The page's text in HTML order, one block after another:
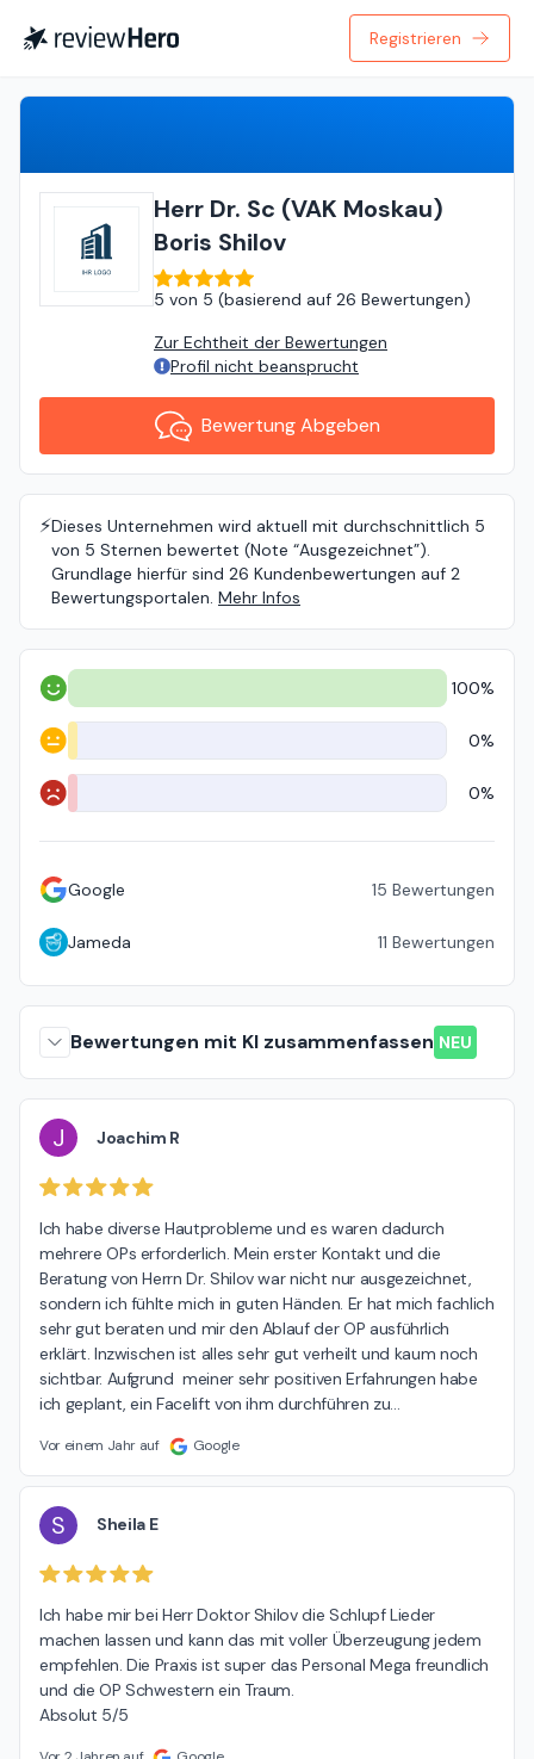
Registrieren
Herr Dr. Sc (VAK Moskau)
Boris Shilov
5 von 5 (basierend auf 26 Bewertungen)
Zur Echtheit der Bewertungen
Profil nicht beansprucht
Bewertung Abgeben
⚡️Dieses Unternehmen wird aktuell mit durchschnittlich 5
von 5 Sternen bewertet (Note “Ausgezeichnet”).
Grundlage hierfür sind 26 Kundenbewertungen auf 2
Bewertungsportalen. Mehr Infos
Positiv 100%
Neutral 0%
Negativ 0%
Google 15 Bewertungen
Jameda 11 Bewertungen
Bewertungen mit KI zusammenfassen NEU
J Joachim R
Ich habe diverse Hautprobleme und es waren dadurch
mehrere OPs erforderlich. Mein erster Kontakt und die
Beratung von Herrn Dr. Shilov war nicht nur ausgezeichnet,
sondern ich fühlte mich in guten Händen. Er hat mich fachlich
sehr gut beraten und mir den Ablauf der OP ausführlich
erklärt. Inzwischen ist alles sehr gut verheilt und kaum noch
sichtbar. Aufgrund  meiner sehr positiven Erfahrungen habe
ich geplant, ein Facelift von ihm durchführen zu
Vor einem Jahr auf Google
S Sheila E
Ich habe mir bei Herr Doktor Shilov die Schlupf Lieder
machen lassen und kann das mit voller Überzeugung jedem
empfehlen. Die Praxis ist super das Personal Mega freundlich
und die OP Schwestern ein Traum.
Absolut 5/5